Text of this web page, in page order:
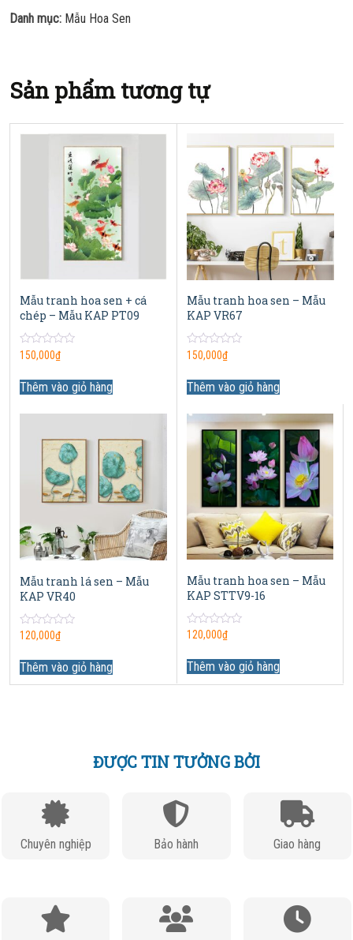
Danh mục: Mẫu Hoa Sen
Sản phẩm tương tự
Mẫu tranh hoa sen + cá
chép – Mẫu KAP PT09
0
5
150,000₫
Thêm vào giỏ hàng
Mẫu tranh hoa sen – Mẫu
KAP VR67
0
5
150,000₫
Thêm vào giỏ hàng
Mẫu tranh lá sen – Mẫu
KAP VR40
0
5
120,000₫
Thêm vào giỏ hàng
Mẫu tranh hoa sen – Mẫu
KAP STTV9-16
0
5
120,000₫
Thêm vào giỏ hàng
ĐƯỢC TIN TƯỞNG BỞI
Chuyên nghiệp Bảo hành Giao hàng